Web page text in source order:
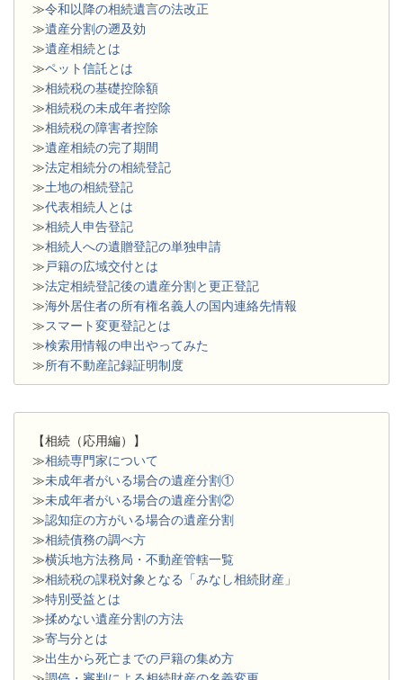
≫令和以降の相続遺言の法改正
≫遺産分割の遡及効
≫遺産相続とは
≫ペット信託とは
≫相続税の基礎控除額
≫相続税の未成年者控除
≫相続税の障害者控除
≫遺産相続の完了期間
≫法定相続分の相続登記
≫土地の相続登記
≫代表相続人とは
≫相続人申告登記
≫相続人への遺贈登記の単独申請
≫ 戸籍の広域交付とは
≫法定相続登記後の遺産分割と更正登記
≫海外居住者の所有権名義人の国内連絡先情報
≫スマート変更登記とは
≫検索用情報の申出やってみた
≫所有不動産記録証明制度
【相続（応用編）】
≫相続専門家について
≫未成年者がいる場合の遺産分割①
≫未成年者がいる場合の遺産分割②
≫認知症の方がいる場合の遺産分割
≫相続債務の調べ方
≫横浜地方法務局・不動産管轄一覧
≫相続税の課税対象となる「みなし相続財産」
≫特別受益とは
≫揉めない遺産分割の方法
≫寄与分とは
≫出生から死亡までの戸籍の集め方